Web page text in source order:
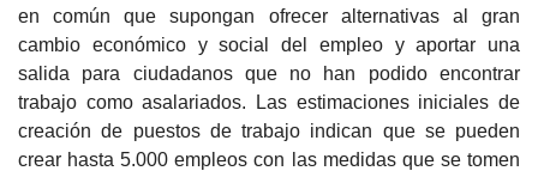
en común que supongan ofrecer alternativas al gran
cambio económico y social del empleo y aportar una
salida para ciudadanos que no han podido encontrar
trabajo como asalariados. Las estimaciones iniciales de
creación de puestos de trabajo indican que se pueden
crear hasta 5.000 empleos con las medidas que se tomen